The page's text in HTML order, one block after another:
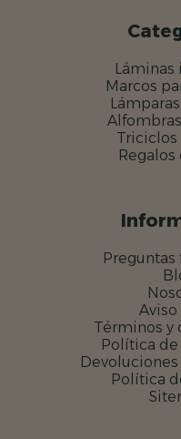
Láminas
Marcos
Preguntas
Aviso
Términos y
Política
Política